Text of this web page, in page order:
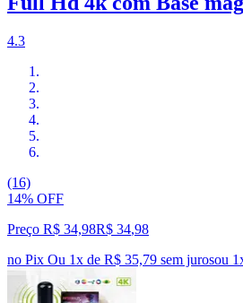
4.3
(16)
14% OFF
Preço R$ 34,98R$ 34,98
no Pix Ou 1x de R$ 35,79 sem jurosou 1